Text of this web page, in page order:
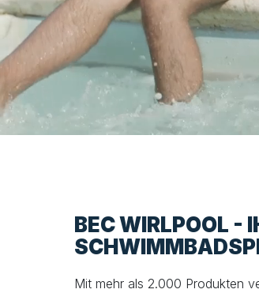
BEC WIRLPOOL -
Mit mehr als 2.000 Produkten